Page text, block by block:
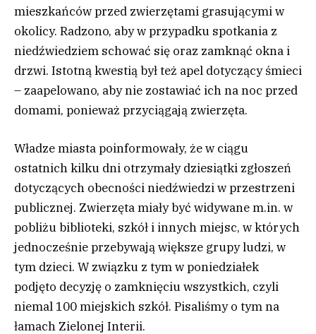
mieszkańców przed zwierzętami grasującymi w
okolicy. Radzono, aby w przypadku spotkania z
niedźwiedziem schować się oraz zamknąć okna i
drzwi. Istotną kwestią był też apel dotyczący śmieci
– zaapelowano, aby nie zostawiać ich na noc przed
domami, ponieważ przyciągają zwierzęta.
Władze miasta poinformowały, że w ciągu
ostatnich kilku dni otrzymały dziesiątki zgłoszeń
dotyczących obecności niedźwiedzi w przestrzeni
publicznej. Zwierzęta miały być widywane m.in. w
pobliżu biblioteki, szkół i innych miejsc, w których
jednocześnie przebywają większe grupy ludzi, w
tym dzieci. W związku z tym w poniedziałek
podjęto decyzję o zamknięciu wszystkich, czyli
niemal 100 miejskich szkół. Pisaliśmy o tym na
łamach Zielonej Interii.